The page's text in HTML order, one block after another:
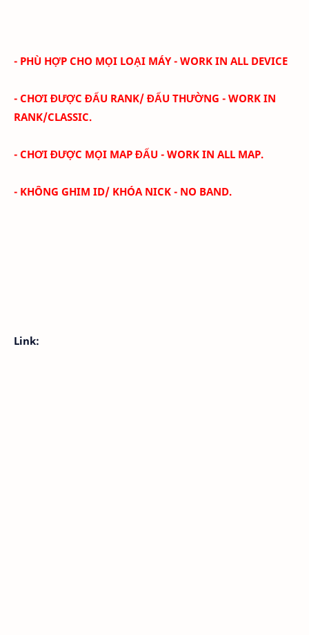
- PHÙ HỢP CHO MỌI LOẠI MÁY - WORK IN ALL DEVICE
- CHƠI ĐƯỢC ĐẤU RANK/ ĐẤU THƯỜNG - WORK IN
RANK/CLASSIC.
- CHƠI ĐƯỢC MỌI MAP ĐẤU - WORK IN ALL MAP.
- KHÔNG GHIM ID/ KHÓA NICK - NO BAND.
Link: